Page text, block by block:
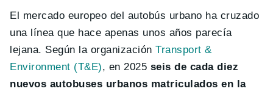
El mercado europeo del autobús urbano ha cruzado
una línea que hace apenas unos años parecía
lejana. Según la organizaciónTransport &
Environment (T&E), en 2025 seis de cada diez
nuevos autobuses urbanos matriculados en la